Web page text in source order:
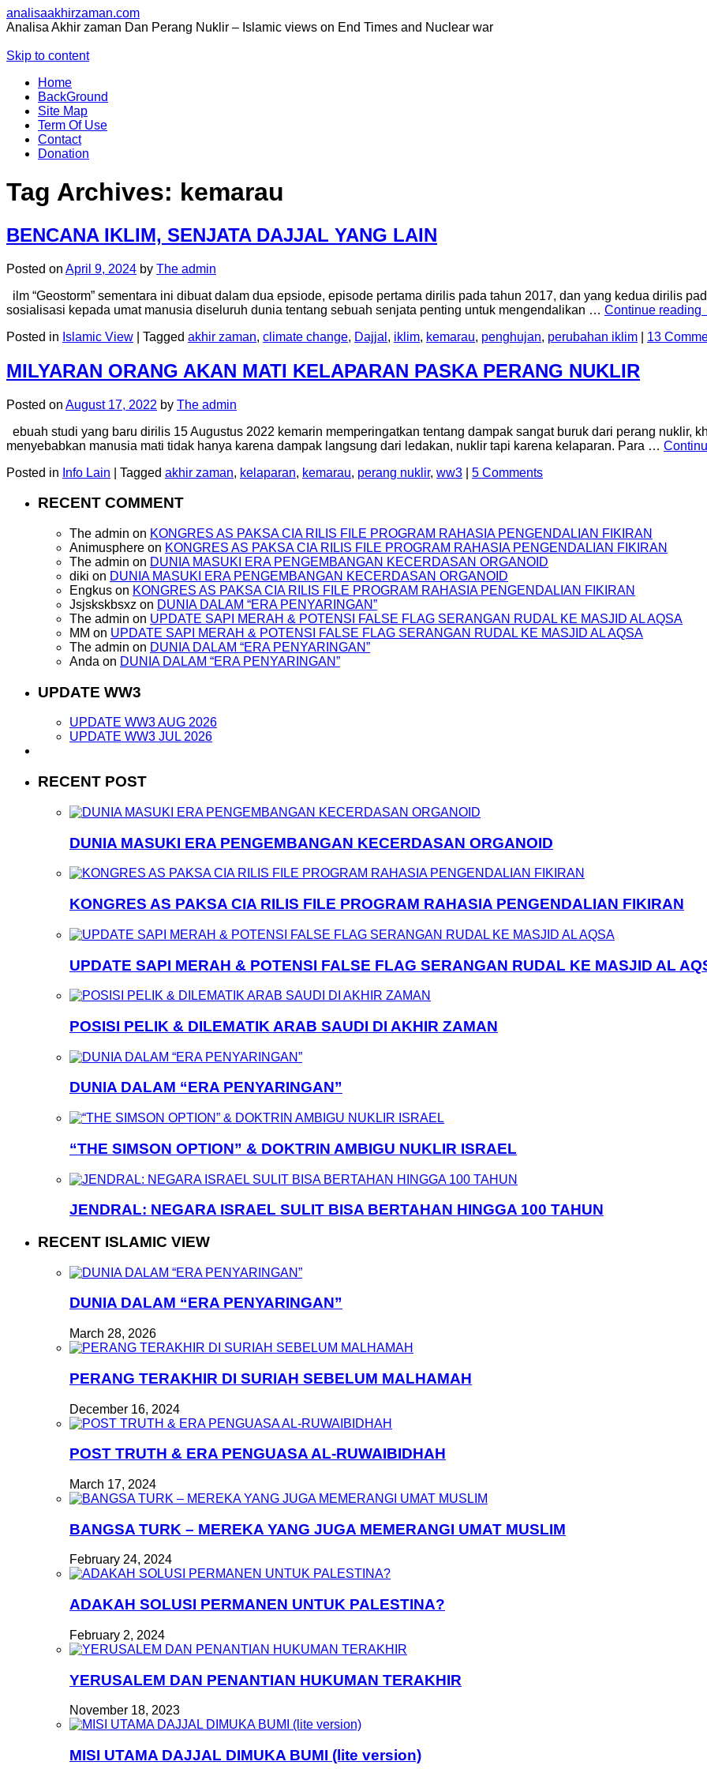
analisaakhirzaman.com
Analisa Akhir zaman Dan Perang Nuklir – Islamic views on End Times and Nuclear war
Skip to content
Home
BackGround
Site Map
Term Of Use
Contact
Donation
Tag Archives: kemarau
BENCANA IKLIM, SENJATA DAJJAL YANG LAIN
Posted on April 9, 2024 by The admin
ilm “Geostorm” sementara ini dibuat dalam dua epsiode, episode pertama dirilis pada tahun 2017, dan yang kedua dirilis
sosialisasi kepada umat manusia diseluruh dunia tentang sebuah senjata penting untuk mengendalikan … Continue reading
Posted in Islamic View Tagged akhir zaman, climate change, Dajjal , iklim, kemarau, penghujan, perubahan iklim 13
MILYARAN ORANG AKAN MATI KELAPARAN PASKA PERANG NUKLIR
Posted on August 17, 2022 by The admin
ebuah studi yang baru dirilis 15 Augustus 2022 kemarin memperingatkan tentang dampak sangat buruk dari perang nuklir,
menyebabkan manusia mati tidak hanya karena dampak langsung dari ledakan, nuklir tapi karena kelaparan. Para …
Posted in Info Lain Tagged akhir zaman, kelaparan, kemarau, perang nuklir, ww3 5 Comments
RECENT COMMENT
The admin on KONGRES AS PAKSA CIA RILIS FILE PROGRAM RAHASIA PENGENDALIAN FIKIRAN
Animusphere on KONGRES AS PAKSA CIA RILIS FILE PROGRAM RAHASIA PENGENDALIAN FIKIRAN
The admin on DUNIA MASUKI ERA PENGEMBANGAN KECERDASAN ORGANOID
diki on DUNIA MASUKI ERA PENGEMBANGAN KECERDASAN ORGANOID
Engkus on KONGRES AS PAKSA CIA RILIS FILE PROGRAM RAHASIA PENGENDALIAN FIKIRAN
Jsjskskbsxz on DUNIA DALAM “ERA PENYARINGAN”
The admin on UPDATE SAPI MERAH & POTENSI FALSE FLAG SERANGAN RUDAL KE MASJID AL AQSA
MM on UPDATE SAPI MERAH & POTENSI FALSE FLAG SERANGAN RUDAL KE MASJID AL AQSA
The admin on DUNIA DALAM “ERA PENYARINGAN”
Anda on DUNIA DALAM “ERA PENYARINGAN”
UPDATE WW3
UPDATE WW3 AUG 2026
UPDATE WW3 JUL 2026
RECENT POST
DUNIA MASUKI ERA PENGEMBANGAN KECERDASAN ORGANOID
KONGRES AS PAKSA CIA RILIS FILE PROGRAM RAHASIA PENGENDALIAN FIKIRAN
UPDATE SAPI MERAH & POTENSI FALSE FLAG SERANGAN RUDAL KE MASJID AL
POSISI PELIK & DILEMATIK ARAB SAUDI DI AKHIR ZAMAN
DUNIA DALAM “ERA PENYARINGAN”
“THE SIMSON OPTION” & DOKTRIN AMBIGU NUKLIR ISRAEL
JENDRAL: NEGARA ISRAEL SULIT BISA BERTAHAN HINGGA 100 TAHUN
RECENT ISLAMIC VIEW
DUNIA DALAM “ERA PENYARINGAN”
March 28, 2026
PERANG TERAKHIR DI SURIAH SEBELUM MALHAMAH
December 16, 2024
POST TRUTH & ERA PENGUASA AL-RUWAIBIDHAH
March 17, 2024
BANGSA TURK – MEREKA YANG JUGA MEMERANGI UMAT MUSLIM
February 24, 2024
ADAKAH SOLUSI PERMANEN UNTUK PALESTINA?
February 2, 2024
YERUSALEM DAN PENANTIAN HUKUMAN TERAKHIR
November 18, 2023
MISI UTAMA DAJJAL DIMUKA BUMI (lite version)